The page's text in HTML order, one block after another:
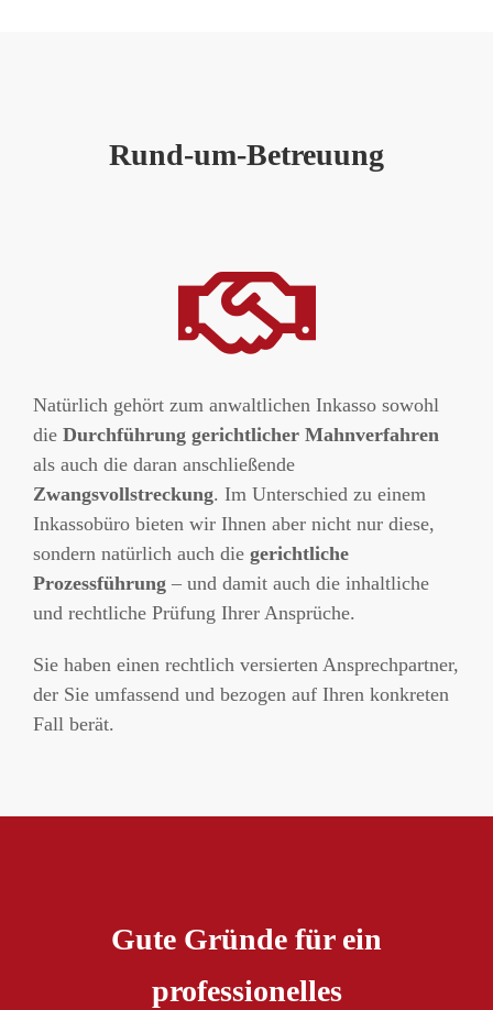
Rund-um-Betreuung
Natürlich gehört zum anwaltlichen Inkasso sowohl
die Durchführung gerichtlicher Mahnverfahren
als auch die daran anschließende
Zwangsvollstreckung. Im Unterschied zu einem
Inkassobüro bieten wir Ihnen aber nicht nur diese,
sondern natürlich auch die gerichtliche
Prozessführung– und damit auch die inhaltliche
und rechtliche Prüfung Ihrer Ansprüche.
Sie haben einen rechtlich versierten Ansprechpartner,
der Sie umfassend und bezogen auf Ihren konkreten
Fall berät.
Gute Gründe für ein
professionelles